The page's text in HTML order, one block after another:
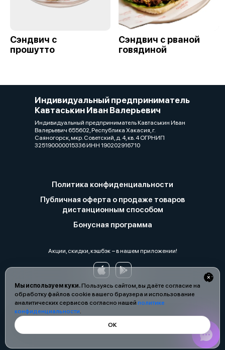
Мы используем куки.Пользуясь сайтом, вы даёте согласие на
обработку файлов cookie вашего браузера и использование
аналитических сервисов согласно нашей политике
конфиденциальности.
ОК
Сэндвич с
прошутто
Сэндвич с рваной
говядиной
Индивидуальный предприниматель
Кавтаськин Иван Валерьевич
Индивидуальный предприниматель Кавтаськин Иван
Валерьевич 655602, Республика Хакасия, г.
Саяногорск, мкр. Советский, д. 4, кв. 4 ОГРНИП
325190000015336 ИНН 190202916710
Политика конфиденциальности
Публичная оферта о продаже товаров
дистанционным способом
Бонусная программа
Акции, скидки, кэшбэк − в нашем приложении!